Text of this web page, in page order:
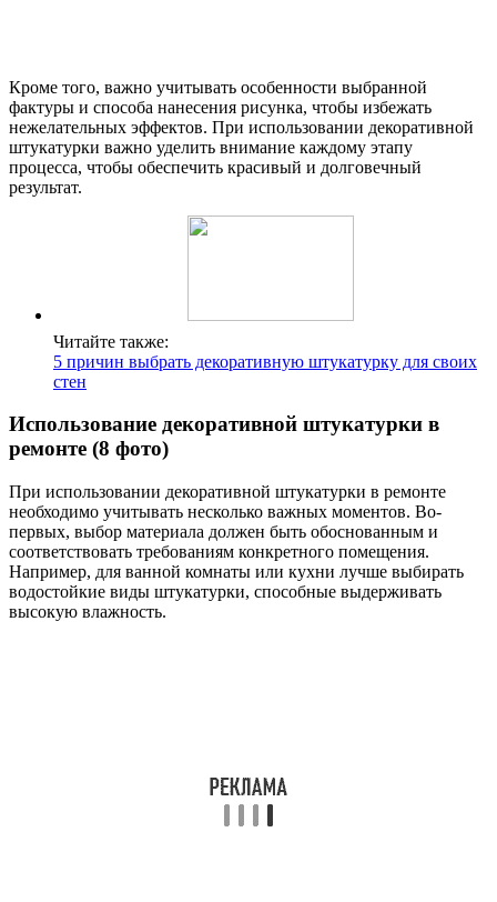
Кроме того, важно учитывать особенности выбранной
фактуры и способа нанесения рисунка, чтобы избежать
нежелательных эффектов. При использовании декоративной
штукатурки важно уделить внимание каждому этапу
процесса, чтобы обеспечить красивый и долговечный
результат.
Читайте также:
5 причин выбрать декоративную штукатурку для своих
стен
Использование декоративной штукатурки в
ремонте (8 фото)
При использовании декоративной штукатурки в ремонте
необходимо учитывать несколько важных моментов. Во-
первых, выбор материала должен быть обоснованным и
соответствовать требованиям конкретного помещения.
Например, для ванной комнаты или кухни лучше выбирать
водостойкие виды штукатурки, способные выдерживать
высокую влажность.